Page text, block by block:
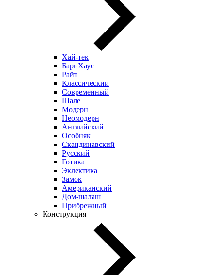
Хай-тек
БарнХаус
Райт
Классический
Современный
Шале
Модерн
Неомодерн
Английский
Особняк
Скандинавский
Русский
Готика
Эклектика
Замок
Американский
Дом-шалаш
Прибрежный
Конструкция